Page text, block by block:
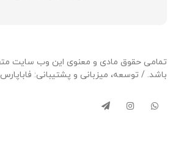
باشد. / توسعه، میزبانی و پشتیبانی: فاباپارس